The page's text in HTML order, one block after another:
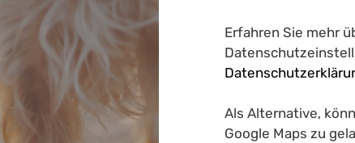
Erfahren Sie mehr
Als Alternative,
Google Maps zu